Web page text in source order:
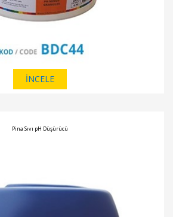
İNCELE
Pina Sıvı pH Düşürücü